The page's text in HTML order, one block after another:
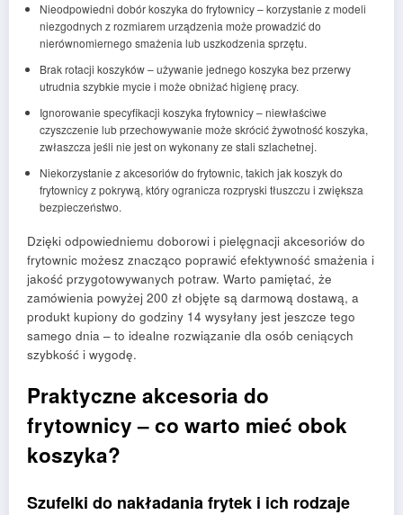
Nieodpowiedni dobór koszyka do frytownicy – korzystanie z modeli
niezgodnych z rozmiarem urządzenia może prowadzić do
nierównomiernego smażenia lub uszkodzenia sprzętu.
Brak rotacji koszyków – używanie jednego koszyka bez przerwy
utrudnia szybkie mycie i może obniżać higienę pracy.
Ignorowanie specyfikacji koszyka frytownicy – niewłaściwe
czyszczenie lub przechowywanie może skrócić żywotność koszyka,
zwłaszcza jeśli nie jest on wykonany ze stali szlachetnej.
Niekorzystanie z akcesoriów do frytownic, takich jak koszyk do
frytownicy z pokrywą, który ogranicza rozpryski tłuszczu i zwiększa
bezpieczeństwo.
Dzięki odpowiedniemu doborowi i pielęgnacji akcesoriów do
frytownic możesz znacząco poprawić efektywność smażenia i
jakość przygotowywanych potraw. Warto pamiętać, że
zamówienia powyżej 200 zł objęte są darmową dostawą, a
produkt kupiony do godziny 14 wysyłany jest jeszcze tego
samego dnia – to idealne rozwiązanie dla osób ceniących
szybkość i wygodę.
Praktyczne akcesoria do
frytownicy – co warto mieć obok
koszyka?
Szufelki do nakładania frytek i ich rodzaje